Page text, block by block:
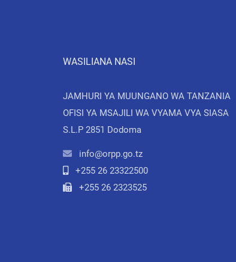
WASILIANA NASI
JAMHURI YA MUUNGANO WA TANZANIA
OFISI YA MSAJILI WA VYAMA VYA SIASA
S.L.P 2851 Dodoma
info@orpp.go.tz
+255 26 23322500
+255 26 2323525